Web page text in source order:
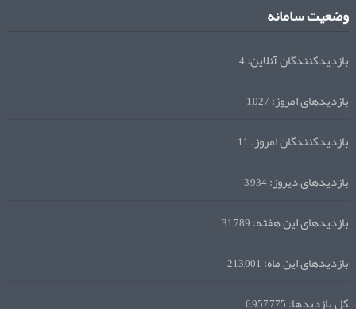
وضعیت سامانه
بازدیدکنندگان آنلاین:4
بازدیدهای امروز:1,027
بازدیدکنندگان امروز:11
بازدیدهای دیروز:3,934
بازدیدهای این هفته:31,789
بازدیدهای این ماه:213,001
کل بازدیدها:6,957,775